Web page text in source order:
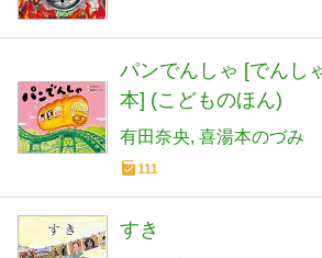
パンでんしゃ [でんし
本] (こどものほん)
有田奈央 喜湯本のづみ
111
すき